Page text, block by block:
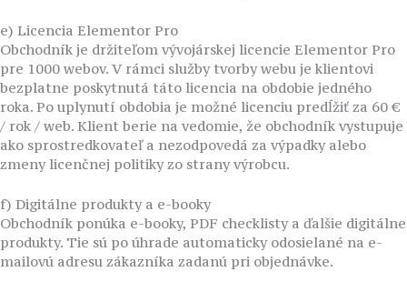
e) Licencia Elementor Pro
Obchodník je držiteľom vývojárskej licencie Elementor Pro
pre 1000 webov. V rámci služby tvorby webu je klientovi
bezplatne poskytnutá táto licencia na obdobie jedného
roka. Po uplynutí obdobia je možné licenciu predĺžiť za 60 €
/ rok / web. Klient berie na vedomie, že obchodník vystupuje
ako sprostredkovateľ a nezodpovedá za výpadky alebo
zmeny licenčnej politiky zo strany výrobcu.
f) Digitálne produkty a e-booky
Obchodník ponúka e-booky, PDF checklisty a ďalšie digitálne
produkty. Tie sú po úhrade automaticky odosielané na e-
mailovú adresu zákazníka zadanú pri objednávke.